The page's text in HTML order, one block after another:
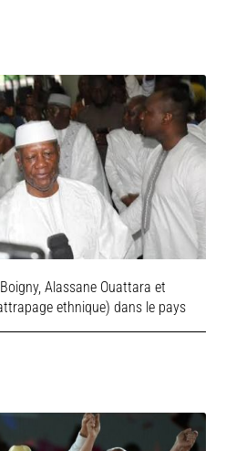
Boigny, Alassane Ouattara et
ethnique) dans le pays